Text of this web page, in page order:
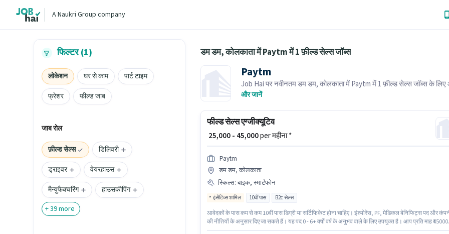
A Naukri Group company
फिल्टर (1)
लोकेशन घर से काम
पार्ट टाइम
फ्रेशर
फील्ड जाब
जाब रोल
फ़ील्ड सेल्स
डिलिवरी
ड्राइवर
वेयरहाउस
मैन्युफैक्चरिंग
हाउसकीपिंग
+39more
डम डम, कोलकाता में Paytm में 1 फ़ील्ड सेल्स जॉब्स
Paytm
Job Hai पर नवीनतम डम डम, कोलकाता में Paytm में 1 फ़ील्ड सेल्स जॉब्स के
करें! भर्तीकर्ता के पास आपके क्षेत्र में तत्काल रिक्तियां हैं।
और जानें
फील्ड सेल्स एग्जीक्यूटिव
₹ 25,000 - 45,000per महीना *
Paytm
डम डम, कोलकाता
स्किल्स: बाइक, स्मार्टफोन
इंसेंटिव्स शामिल 10वीं पास B2c सेल्स
आवेदकों के पास कम से कम 10वीं पास डिग्री या सर्टिफिकेट होना चाहिए। इंश्योरेंस, PF, मेडिकल बेनिफिट्स पद और
की नीतियों के अनुसार दिए जा सकते हैं। यह पद 0 - 6+ वर्षो वर्ष के अनुभव वाले के लिए उपयुक्त है। आप प्रति माह ₹45000